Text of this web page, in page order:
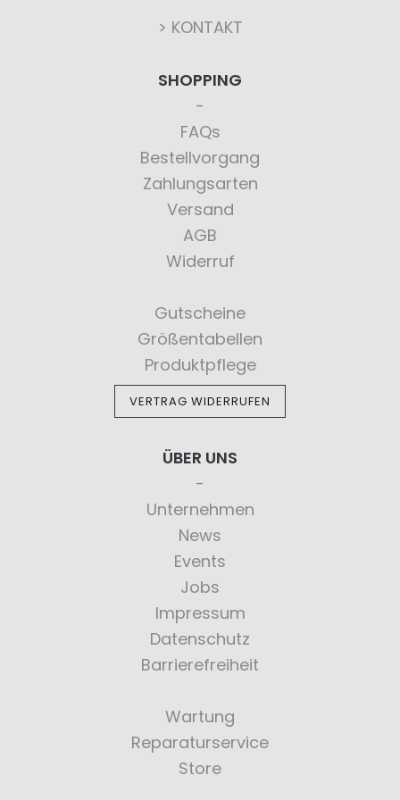
> KONTAKT
SHOPPING
FAQs
Bestellvorgang
Zahlungsarten
Versand
AGB
Widerruf
Gutscheine
Größentabellen
Produktpflege
VERTRAG WIDERRUFEN
ÜBER UNS
Unternehmen
News
Events
Jobs
Impressum
Datenschutz
Barrierefreiheit
Wartung
Reparaturservice
Store